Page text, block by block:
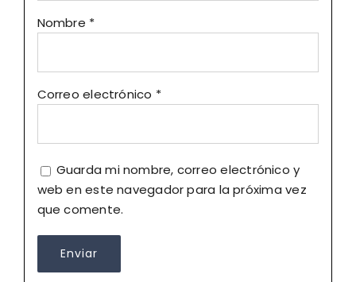
Nombre *
Correo electrónico *
Guarda mi nombre, correo electrónico y
web en este navegador para la próxima vez
que comente.